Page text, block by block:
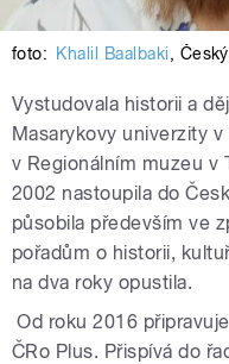
foto: Khalil Baalbaki,
Vystudovala historii a
Masarykovy univerzity
v Regionálním muzeu v
2002 nastoupila do
působila především ve
pořadům o historii,
na dva roky opustila.
Od roku 2016
ČRo Plus. Přispívá do